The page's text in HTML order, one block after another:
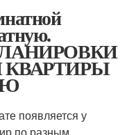
появляется у